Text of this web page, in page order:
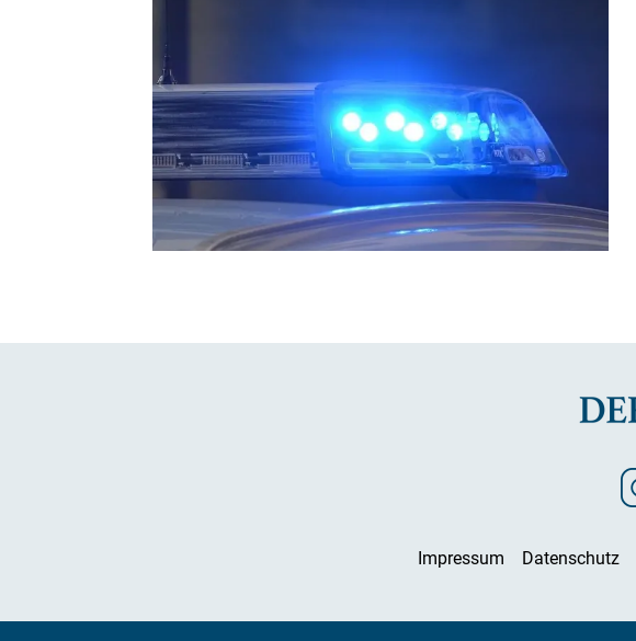
Impressum Datenschutz